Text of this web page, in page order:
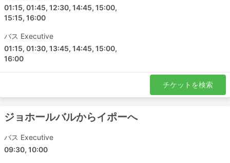
01:15, 01:45, 12:30, 14:45, 15:00,
15:15, 16:00
バス Executive
01:15, 01:30, 13:45, 14:45, 15:00,
16:00
チケットを検索
ジョホールバルからイポーへ
バス Executive
09:30, 10:00